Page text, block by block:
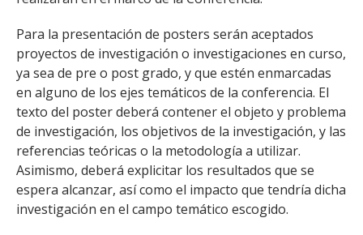
Para la presentación de posters serán aceptados
proyectos de investigación o investigaciones en curso,
ya sea de pre o post grado, y que estén enmarcadas
en alguno de los ejes temáticos de la conferencia. El
texto del poster deberá contener el objeto y problema
de investigación, los objetivos de la investigación, y las
referencias teóricas o la metodología a utilizar.
Asimismo, deberá explicitar los resultados que se
espera alcanzar, así como el impacto que tendría dicha
investigación en el campo temático escogido.